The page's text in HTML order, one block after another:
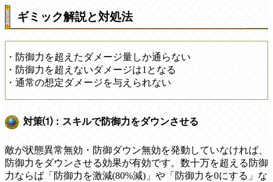
ギミック解説と対処法
・防御力を超えたダメージ量しか通らない
・防御力を超えないダメージは1となる
・通常の想定ダメージを与えられない
対策⑴：スキルで防御力をダウンさせる
敵が状態異常無効・防御ダウン無効を発動していなければ、
防御力をダウンさせる効果が有効です。数十万を超える防御
力ならば「防御力を激減(80%減)」や「防御力を0にする」な